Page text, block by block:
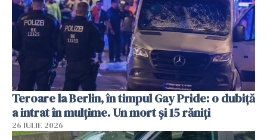
Teroare la Berlin, în timpul Gay Pride: o dubiță
a intrat în mulțime. Un mort și 15 răniți
26 IULIE 2026